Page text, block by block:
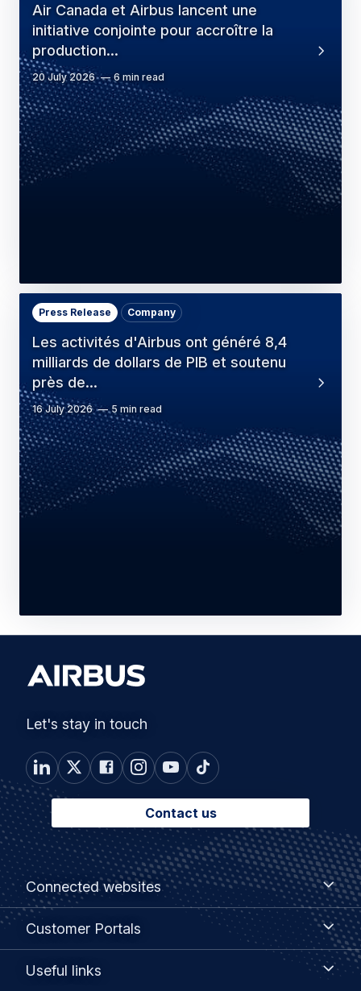
Air Canada et Airbus lancent une
initiative conjointe pour accroître la
production…
20 July 2026 6 min read
Les activités d'Airbus ont généré 8,4
milliards de dollars de PIB et soutenu
près de…
Press Release Company
16 July 2026 5 min read
Let's stay in touch
Contact us
Footer
menu
Connected websites
Connected
websites
Customer Portals
Customer
Useful links